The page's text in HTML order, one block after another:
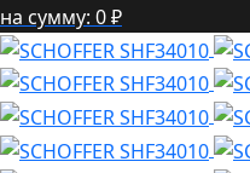
на сумму: 0₽